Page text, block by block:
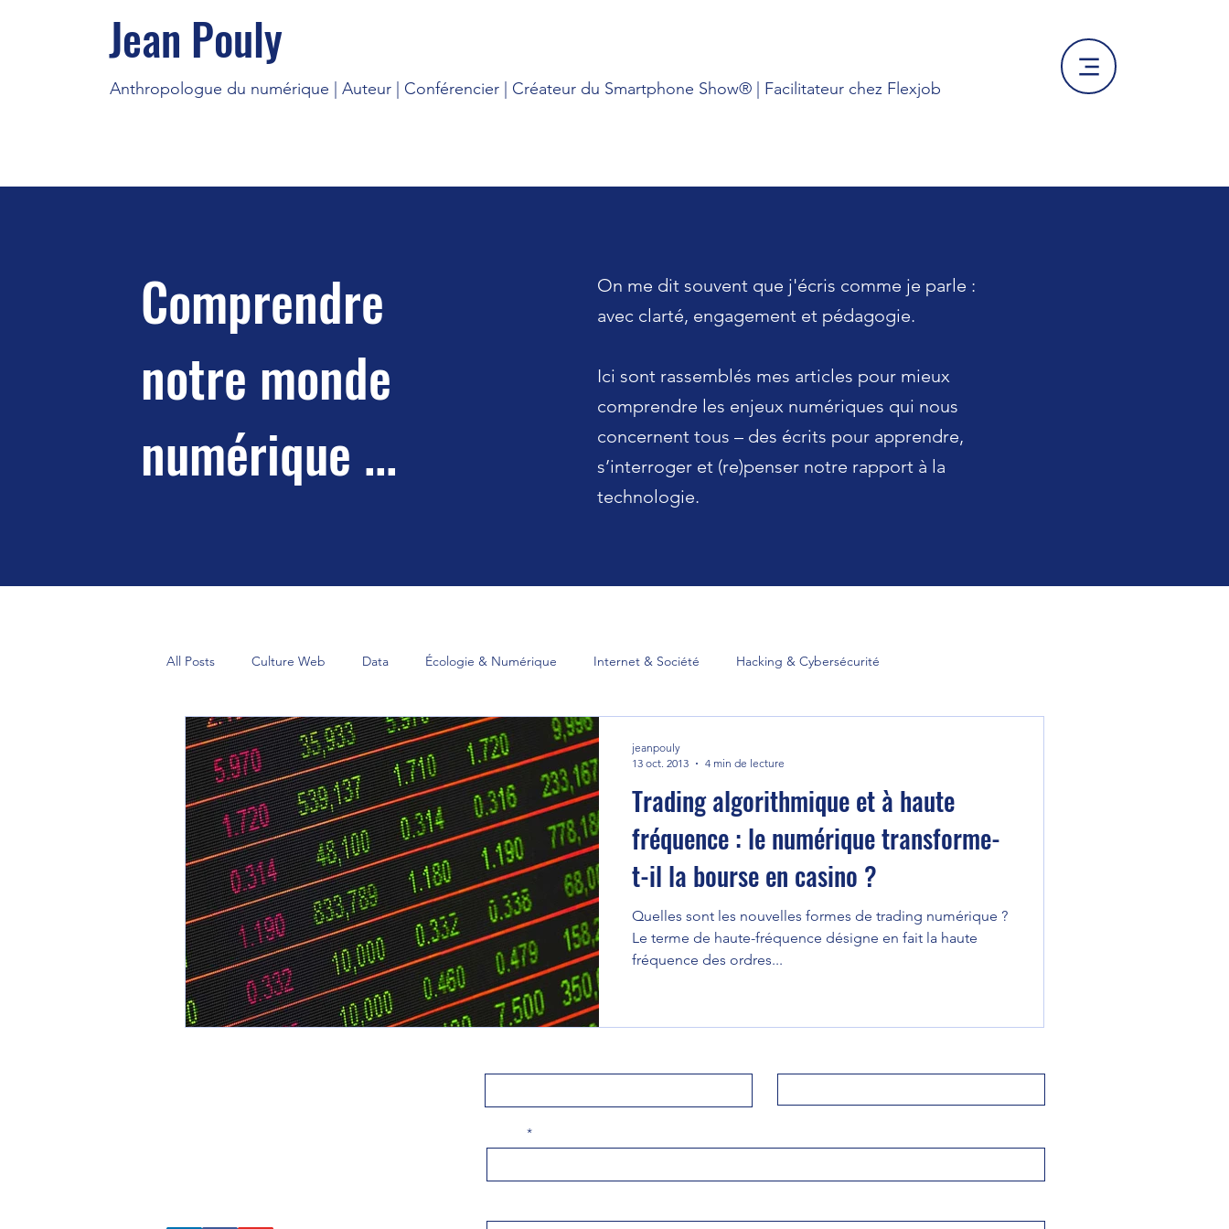
Jean Pouly
Anthropologue du numérique | Auteur | Conférencier | Créateur du Smartphone Show® | Facilitateur chez Flexjob
Comprendre
notre monde
numérique ...
On me dit souvent que j'écris comme je parle :
avec clarté, engagement et pédagogie.
Ici sont rassemblés mes articles pour mieux
comprendre les enjeux numériques qui nous
concernent tous – des écrits pour apprendre,
s’interroger et (re)penser notre rapport à la
technologie.
All Posts Culture Web Data Écologie & Numérique Internet & Société Hacking & Cybersécurité
Marketing Digital Économie Numérique Information
Trading algorithmique et à haute
fréquence : le numérique transforme-
t-il la bourse en casino ?
Quelles sont les nouvelles formes de trading numérique ?
Le terme de haute-fréquence désigne en fait la haute
fréquence des ordres...
jeanpouly
13 oct. 2013
4 min de lecture